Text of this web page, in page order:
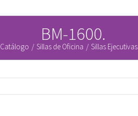
BM-1600.
Catálogo / Sillas de Oficina / Sillas Ejecutivas